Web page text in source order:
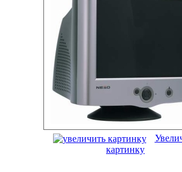
картинку